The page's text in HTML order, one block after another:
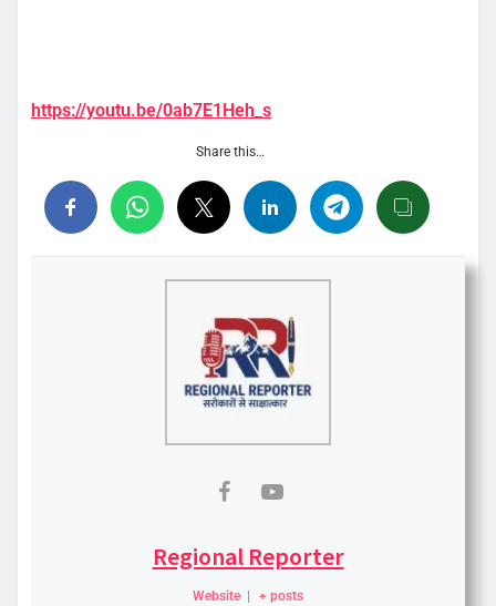
https://youtu.be/0ab7E1Heh_s
Share this…
Regional Reporter
Website + posts